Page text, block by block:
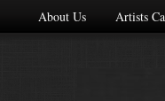
About Us Artists